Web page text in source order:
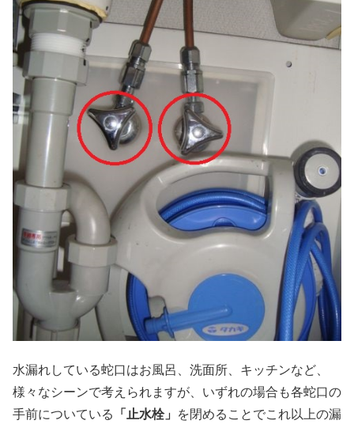
水漏れしている蛇口はお風呂、洗面所、キッチンなど、
様々なシーンで考えられますが、いずれの場合も各蛇口の
手前についている
「止水栓」
を閉めることでこれ以上の漏